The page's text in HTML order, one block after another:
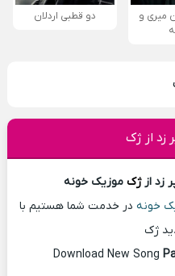
میری و
دو قطبی اردلان
زد از ژک
زد ازژک موزیک خونه
خونه در خدمت شما هستیم با
ژک
Download New Song